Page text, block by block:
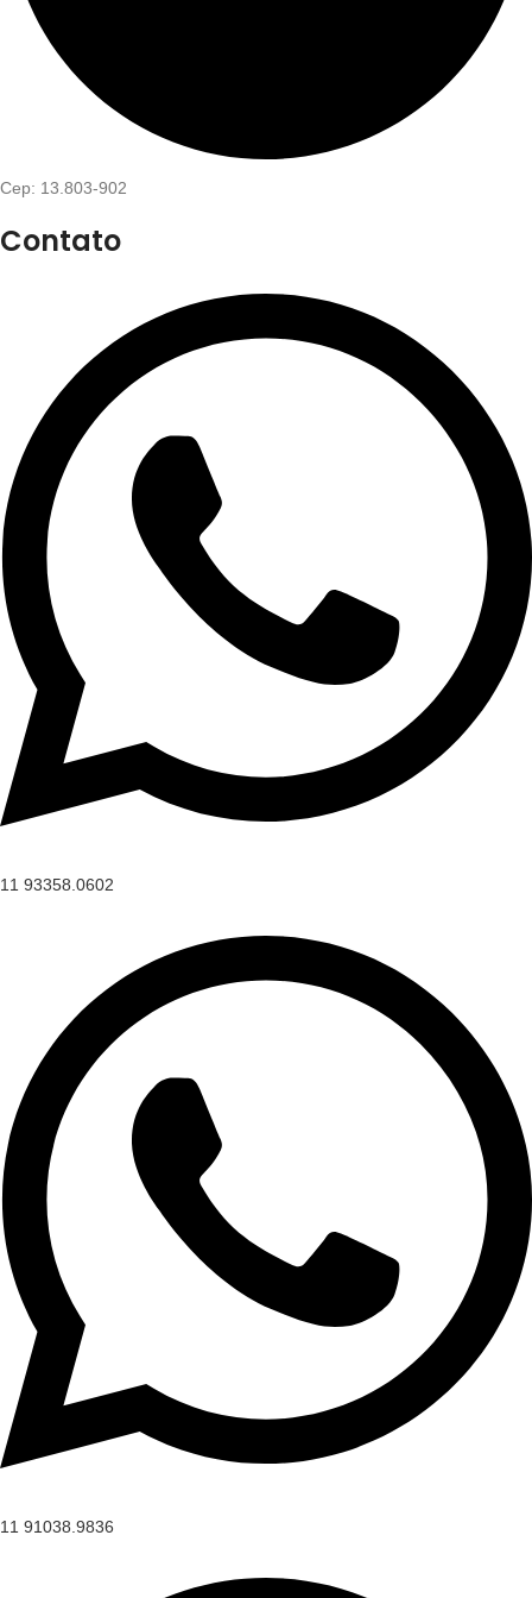
Cep: 13.803-902
Contato
11 93358.0602
11 91038.9836